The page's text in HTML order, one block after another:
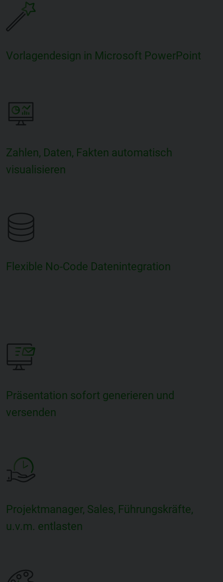
Vorlagendesign in Microsoft PowerPoint
Zahlen, Daten, Fakten automatisch
visualisieren
Flexible No-Code Datenintegration
Präsentation sofort generieren und
versenden
Projektmanager, Sales, Führungskräfte,
u.v.m. entlasten